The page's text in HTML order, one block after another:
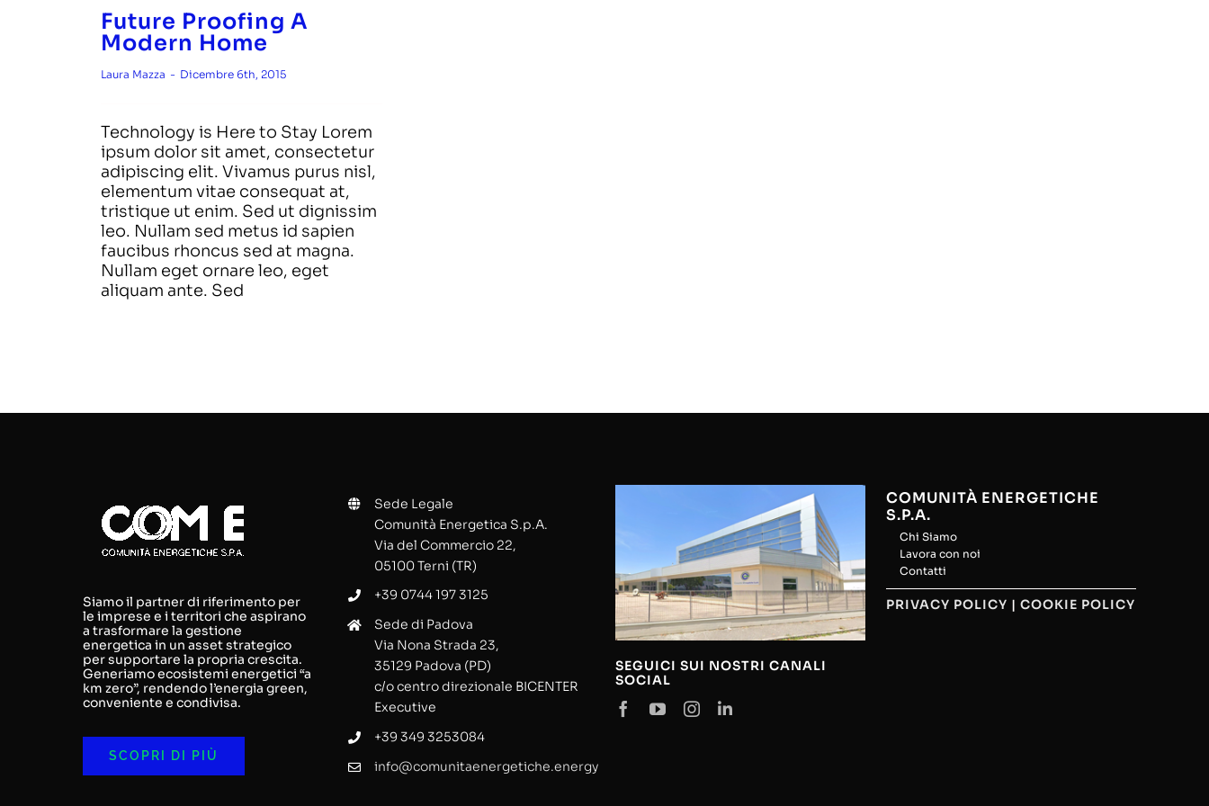
Lavora con noi
Future Proofing A
Modern Home
Laura Mazza - Dicembre 6th, 2015
Technology is Here to Stay Lorem
ipsum dolor sit amet, consectetur
adipiscing elit. Vivamus purus nisl,
elementum vitae consequat at,
tristique ut enim. Sed ut dignissim
leo. Nullam sed metus id sapien
faucibus rhoncus sed at magna.
Nullam eget ornare leo, eget
aliquam ante. Sed
Siamo il partner di riferimento per
le imprese e i territori che aspirano
a trasformare la gestione
energetica in un asset strategico
per supportare la propria crescita.
Generiamo ecosistemi energetici “a
km zero”, rendendo l’energia green,
conveniente e condivisa.
SCOPRI DI PIÙ
Sede Legale
Comunità Energetica S.p.A.
Via del Commercio 22,
05100 Terni (TR)
+39 0744 197 3125
Sede di Padova
Via Nona Strada 23,
35129 Padova (PD)
c/o centro direzionale BICENTER
Executive
+39 349 3253084
info@comunitaenergetiche.energy
SEGUICI SUI NOSTRI CANALI
SOCIAL
COMUNITÀ ENERGETICHE
S.P.A.
Chi Siamo
Lavora con noi
Contatti
PRIVACY POLICY |COOKIE POLICY